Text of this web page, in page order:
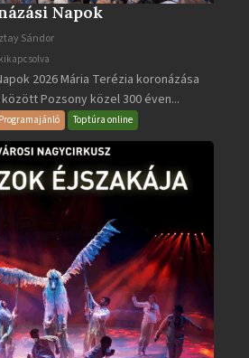
Napok
Sándor
2026 Mária Terézia koronázása
Pozsony közel 300 éven...
Programajánló Toptúra online